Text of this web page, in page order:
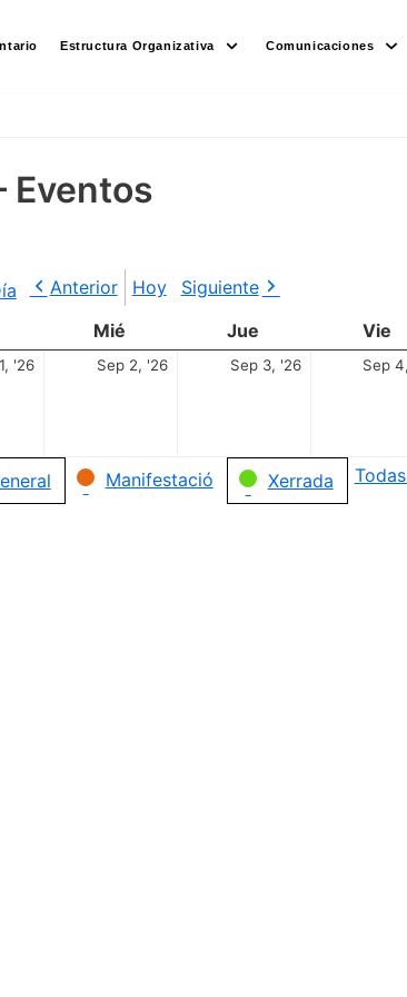
Estructura Organizativa Comunicaciones
Eventos
Anterior Hoy
Siguiente
Mié Jue Vie
'26 Sep 2, '26 Sep 3, '26 Sep
Manifestació Xerrada